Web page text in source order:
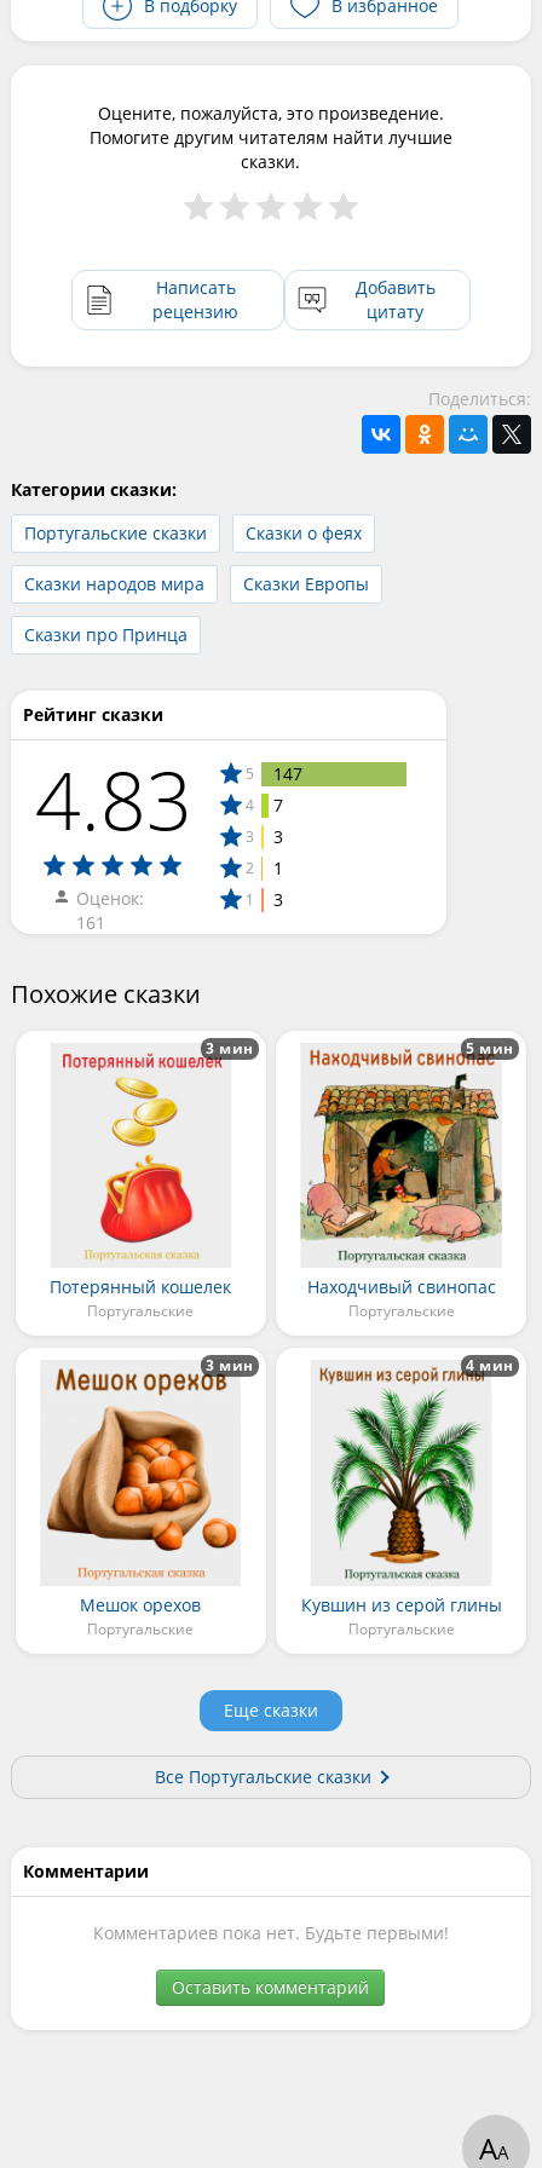
В подборку
В избранное
Оцените, пожалуйста, это произведение.
Помогите другим читателям найти лучшие
сказки.
Написать
рецензию
Добавить
цитату
Поделиться:
Категории сказки:
Португальские сказки
Сказки о феях
Сказки народов мира Сказки Европы
Сказки про Принца
Рейтинг сказки
4.83
Оценок:
161
5 147
4 7
3 3
2 1
1 3
Похожие сказки
Потерянный кошелек
Португальские
3 мин
Находчивый свинопас
Португальские
5 мин
Мешок орехов
Португальские
3 мин
Кувшин из серой глины
Португальские
4 мин
Еще сказки
Все Португальские сказки
Комментарии
Комментариев пока нет. Будьте первыми!
Оставить комментарий
АА